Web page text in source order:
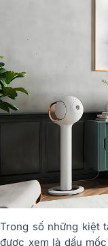
Trong số những kiệt
được xem là dấu